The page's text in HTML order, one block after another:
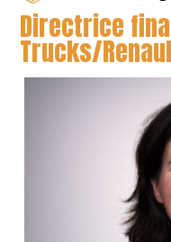
Directrice
Trucks/